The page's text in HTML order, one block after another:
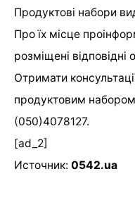
Продуктові набори
Про їх місце
розміщені відповідні
Отримати
продуктовим
(050)4078127.
[ad_2]
Источник: 0542.ua